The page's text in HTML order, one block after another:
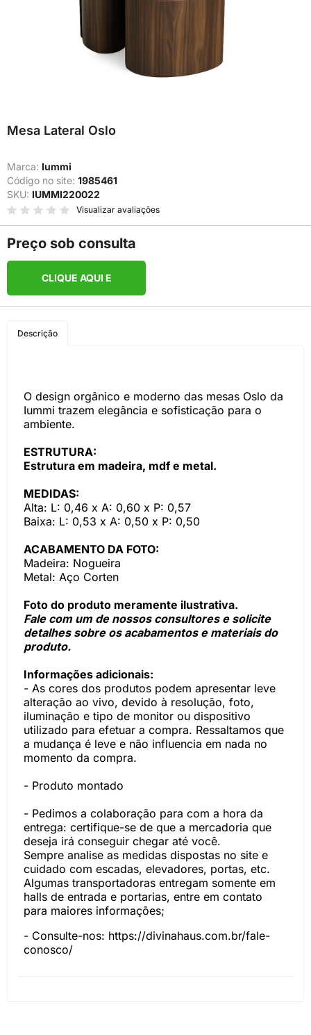
Mesa Lateral Oslo
Marca: Iummi
Código no site: 1985461
SKU: IUMMI220022
Visualizar avaliações
Preço sob consulta
CLIQUE AQUI E
Descrição
O design orgânico e moderno das mesas Oslo da
Iummi trazem elegância e sofisticação para o
ambiente.
ESTRUTURA:
Estrutura em madeira, mdf e metal.
MEDIDAS:
Alta: L: 0,46 x A: 0,60 x P: 0,57
Baixa: L: 0,53 x A: 0,50 x P: 0,50
ACABAMENTO DA FOTO:
Madeira: Nogueira
Metal: Aço Corten
Foto do produto meramente ilustrativa.
Fale com um de nossos consultores e solicite
detalhes sobre os acabamentos e materiais do
produto.
Informações adicionais:
- As cores dos produtos podem apresentar leve
alteração ao vivo, devido à resolução, foto,
iluminação e tipo de monitor ou dispositivo
utilizado para efetuar a compra. Ressaltamos que
a mudança é leve e não influencia em nada no
momento da compra.
- Produto montado
- Pedimos a colaboração para com a hora da
entrega: certifique-se de que a mercadoria que
deseja irá conseguir chegar até você.
Sempre analise as medidas dispostas no site e
cuidado com escadas, elevadores, portas, etc.
Algumas transportadoras entregam somente em
halls de entrada e portarias, entre em contato
para maiores informações;
- Consulte-nos: https://divinahaus.com.br/fale-
conosco/